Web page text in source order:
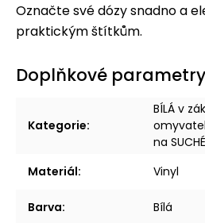
Označte své dózy snadno a
praktickým štítkům.
Doplňkové parametry
Kategorie:
BÍLÁ v
na
Materiál: Vinyl
Barva: Bílá